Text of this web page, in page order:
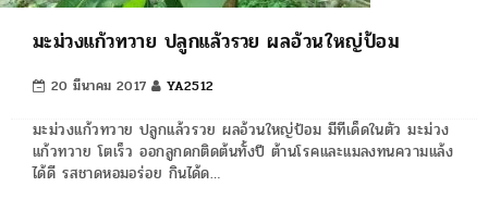
มะม่วงแก้วทวาย ปลูกแล้วรวย ผลอ้วนใหญ่ป้อม
20 มีนาคม 2017 YA2512
มะม่วงแก้วทวาย ปลูกแล้วรวย ผลอ้วนใหญ่ป้อม มีทีเด็ดในตัว มะม่วง
แก้วทวาย โตเร็ว ออกลูกดกติดต้นทั้งปี ต้านโรคและแมลงทนความแล้ง
ได้ดี รสชาดหอมอร่อย กินได้ด…